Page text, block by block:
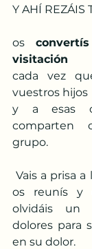
Y AHÍ REZÁIS
os
visitación
cada vez
vuestros hijos
y a esas
comparten
grupo.
Vais a prisa
os reunís y
olvidáis un
dolores para
en su dolor.